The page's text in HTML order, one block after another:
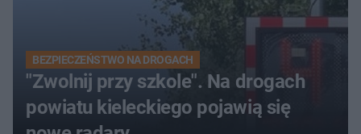
BEZPIECZEŃSTWO NA DROGACH
"Zwolnij przy szkole". Na drogach
powiatu kieleckiego pojawią się